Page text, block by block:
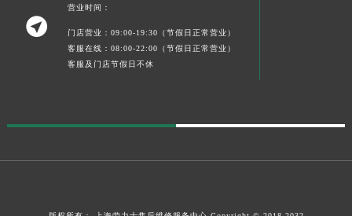

营业时间：
门店营业：09:00-19:30（节假日正常营业）
客服在线：08:00-22:00（节假日正常营业）
客服及门店节假日不休